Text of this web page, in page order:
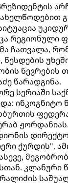
რეგიონული
ჩათვალა,
წესდების
წევრების
წარადგინა.
სერიაში
ქურდის",
კლანური